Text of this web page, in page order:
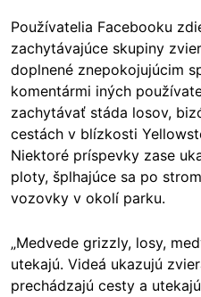
Používatelia Facebooku
zachytávajúce skupiny
doplnené znepokojujúcim
komentármi iných
zachytávať stáda losov,
cestách v blízkosti
Niektoré príspevky zase
ploty, šplhajúce sa po
vozovky v okolí parku.
„Medvede grizzly, losy,
utekajú. Videá ukazujú
prechádzajú cesty a